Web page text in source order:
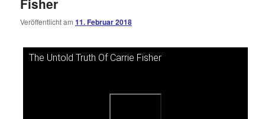
Veröffentlicht am11. Februar 2018
The Untold Truth Of Carrie Fisher